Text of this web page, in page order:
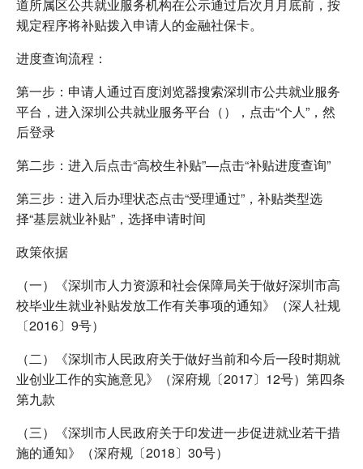
道所属区公共就业服务机构在公示通过后次月月底前，按
规定程序将补贴拨入申请人的金融社保卡。
进度查询流程：
第一步：申请人通过百度浏览器搜索深圳市公共就业服务
平台，进入深圳公共就业服务平台（），点击“个人”，然
后登录
第二步：进入后点击“高校生补贴”—点击“补贴进度查询”
第三步：进入后办理状态点击“受理通过”，补贴类型选
择“基层就业补贴”，选择申请时间
政策依据
（一）《深圳市人力资源和社会保障局关于做好深圳市高
校毕业生就业补贴发放工作有关事项的通知》（深人社规
〔2016〕9号）
（二）《深圳市人民政府关于做好当前和今后一段时期就
业创业工作的实施意见》（深府规〔2017〕12号）第四条
第九款
（三）《深圳市人民政府关于印发进一步促进就业若干措
施的通知》（深府规〔2018〕30号）